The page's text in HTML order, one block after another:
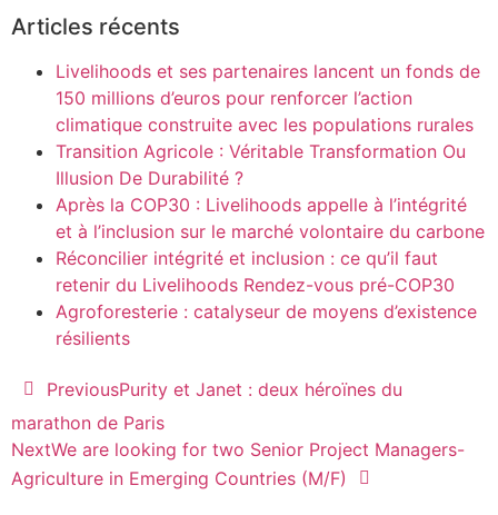
Articles récents
Livelihoods et ses partenaires lancent un fonds de
150 millions d’euros pour renforcer l’action
climatique construite avec les populations rurales
Transition Agricole : Véritable Transformation Ou
Illusion De Durabilité ?
Après la COP30 : Livelihoods appelle à l’intégrité
et à l’inclusion sur le marché volontaire du carbone
Réconcilier intégrité et inclusion : ce qu’il faut
retenir du Livelihoods Rendez-vous pré-COP30
Agroforesterie : catalyseur de moyens d’existence
résilients
PreviousPurity et Janet : deux héroïnes du
marathon de Paris
NextWe are looking for two Senior Project Managers-
Agriculture in Emerging Countries (M/F)